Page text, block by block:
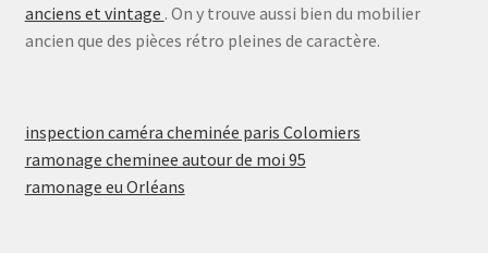
anciens et vintage . On y trouve aussi bien du mobilier
ancien que des pièces rétro pleines de caractère.
inspection caméra cheminée paris Colomiers
ramonage cheminee autour de moi 95
ramonage eu Orléans